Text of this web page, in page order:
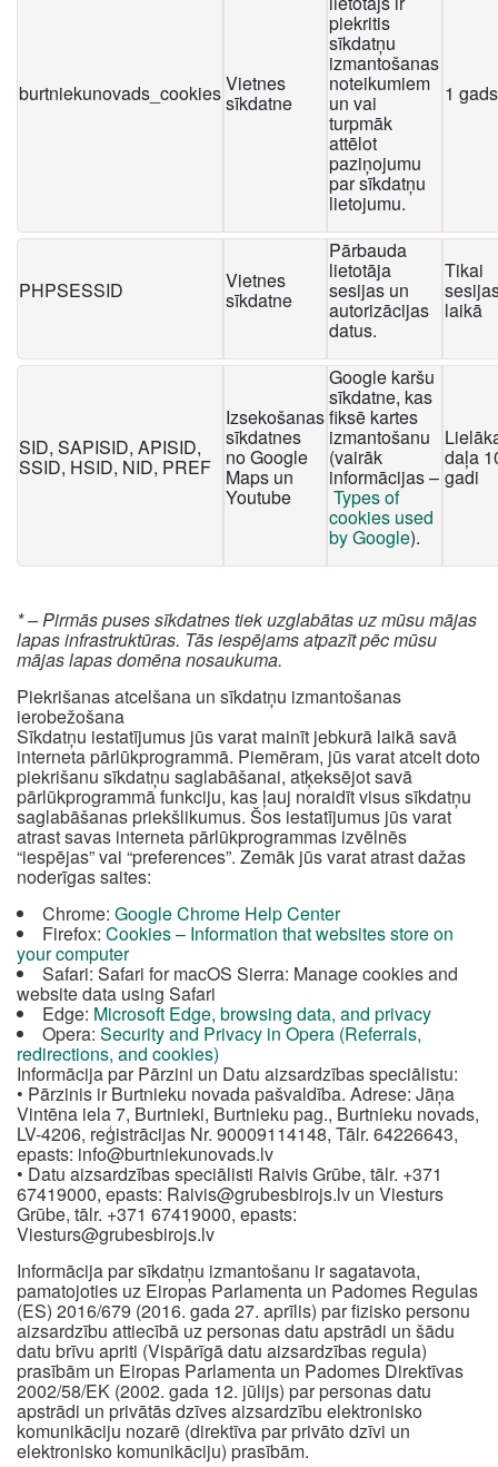
burtniekunovads_cookiesVietnes
sīkdatne
piekritis
sīkdatņu
izmantošanas
noteikumiem
un vai
turpmāk
attēlot
paziņojumu
par sīkdatņu
lietojumu.
1 gads
PHPSESSID Vietnes
sīkdatne
Pārbauda
lietotāja
sesijas un
autorizācijas
datus.
Tikai
laikā
SID, SAPISID, APISID,
SSID, HSID, NID, PREF
Izsekošanas
sīkdatnes
no Google
Maps un
Youtube
Google karšu
sīkdatne, kas
fiksē kartes
izmantošanu
(vairāk
informācijas –
Types of
cookies used
by Google).
daļa
gadi
* – Pirmās puses sīkdatnes tiek uzglabātas uz mūsu mājas
lapas infrastruktūras. Tās iespējams atpazīt pēc mūsu
mājas lapas domēna nosaukuma.
Piekrišanas atcelšana un sīkdatņu izmantošanas
ierobežošana
Sīkdatņu iestatījumus jūs varat mainīt jebkurā laikā savā
interneta pārlūkprogrammā. Piemēram, jūs varat atcelt doto
piekrišanu sīkdatņu saglabāšanai, atķeksējot savā
pārlūkprogrammā funkciju, kas ļauj noraidīt visus sīkdatņu
saglabāšanas priekšlikumus. Šos iestatījumus jūs varat
atrast savas interneta pārlūkprogrammas izvēlnēs
“iespējas” vai “preferences”. Zemāk jūs varat atrast dažas
noderīgas saites:
Chrome: Google Chrome Help Center
Firefox: Cookies – Information that websites store on
your computer
Safari: Safari for macOS Sierra: Manage cookies and
website data using Safari
Edge: Microsoft Edge, browsing data, and privacy
Opera: Security and Privacy in Opera (Referrals,
redirections, and cookies)
Informācija par Pārzini un Datu aizsardzības speciālistu:
• Pārzinis ir Burtnieku novada pašvaldība. Adrese: Jāņa
Vintēna iela 7, Burtnieki, Burtnieku pag., Burtnieku novads,
LV-4206, reģistrācijas Nr. 90009114148, Tālr. 64226643,
epasts: info@burtniekunovads.lv
• Datu aizsardzības speciālisti Raivis Grūbe, tālr. +371
67419000, epasts: Raivis@grubesbirojs.lv un Viesturs
Grūbe, tālr. +371 67419000, epasts:
Viesturs@grubesbirojs.lv
Informācija par sīkdatņu izmantošanu ir sagatavota,
pamatojoties uz Eiropas Parlamenta un Padomes Regulas
(ES) 2016/679 (2016. gada 27. aprīlis) par fizisko personu
aizsardzību attiecībā uz personas datu apstrādi un šādu
datu brīvu apriti (Vispārīgā datu aizsardzības regula)
prasībām un Eiropas Parlamenta un Padomes Direktīvas
2002/58/EK (2002. gada 12. jūlijs) par personas datu
apstrādi un privātās dzīves aizsardzību elektronisko
komunikāciju nozarē (direktīva par privāto dzīvi un
elektronisko komunikāciju) prasībām.